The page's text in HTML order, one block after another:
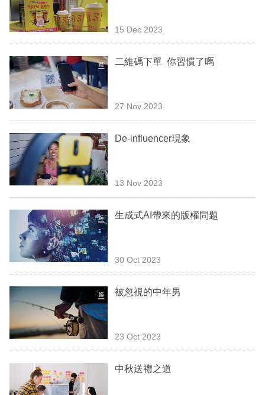
訂
閱
專
區
15 Dec 2023
二維碼下單 你習慣了嗎
27 Nov 2023
De-influencer現象
13 Nov 2023
生成式AI帶來的版權問題
30 Oct 2023
被忽視的中年男
23 Oct 2023
中秋送禮之道